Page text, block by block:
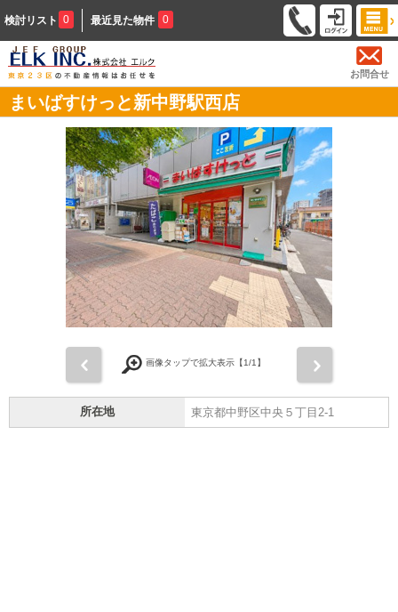
検討リスト 0 最近見た物件 0
お問合せ
まいばすけっと新中野駅西店
画像タップで拡大表示【1/1】
所在地 東京都中野区中央５丁目2-1